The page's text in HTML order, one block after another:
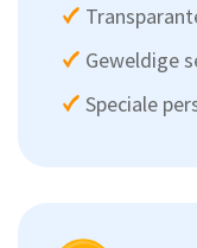
Geweldige
Speciale